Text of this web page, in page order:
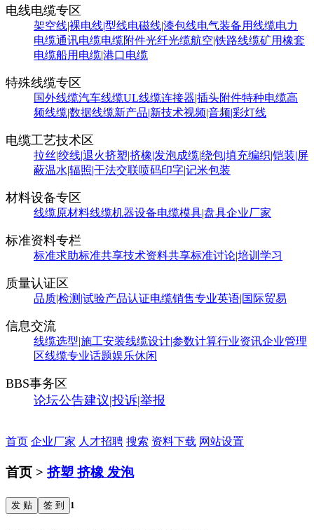
电线电缆专区
架空线|裸电线|型线电磁线|漆包线电气装备用线缆电力
电缆通讯电缆电缆附件光纤光缆航空|铁路线缆矿用橡套
电缆船用电缆|港口电缆
特殊线缆专区
国外线缆汽车线缆UL线缆连接器|插头附件特种电缆高
频线缆|数据线缆新产品|新技术视频|音频|彩灯线
电缆工艺技术区
拉丝|绞线|退火挤塑|挤橡|发泡成缆|绕包|填充编织|铠装|屏
蔽温水|辐照|干法交联喷码印字|记米包装
材料设备专区
线缆原材料线缆机器设备电缆模具|盘具企业厂家
标准资料专栏
标准求助标准共享技术资料共享标准讨论|培训学习
质量认证区
品质|检测|试验产品认证电缆销售专业英语|国际贸易
信息交流
线缆选型|施工安装线缆设计|参数计算行业资讯企业管理
区线缆专业话题娱乐休闲
BBS事务区
论坛公告建议|投诉|举报
首页 企业厂家 人才招聘 搜索 资料下载 网站设置
首页 > 挤塑 挤橡 发泡
发 贴 签 到 1